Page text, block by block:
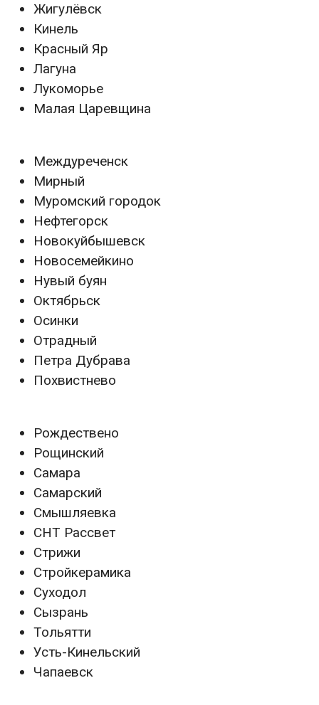
Жигулёвск
Кинель
Красный Яр
Лагуна
Лукоморье
Малая Царевщина
Междуреченск
Мирный
Муромский городок
Нефтегорск
Новокуйбышевск
Новосемейкино
Нувый буян
Октябрьск
Осинки
Отрадный
Петра Дубрава
Похвистнево
Рождествено
Рощинский
Самара
Самарский
Смышляевка
СНТ Рассвет
Стрижи
Стройкерамика
Суходол
Сызрань
Тольятти
Усть-Кинельский
Чапаевск